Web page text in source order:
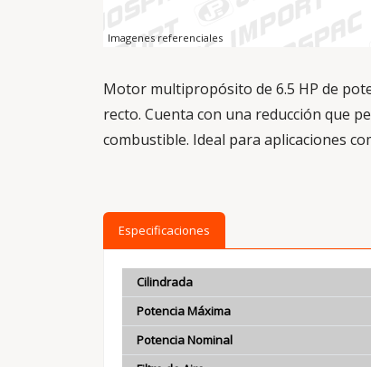
Imagenes referenciales
Motor multipropósito de 6.5 HP de
recto. Cuenta con una reducción que
combustible. Ideal para aplicaciones
Especificaciones
Cilindrada
Potencia Máxima
Potencia Nominal